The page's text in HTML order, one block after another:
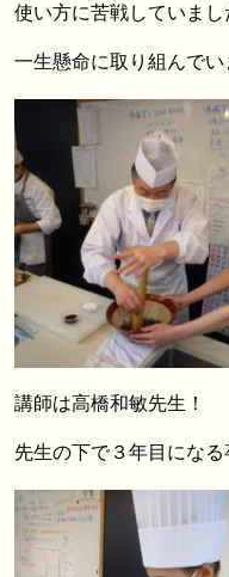
使い方に苦戦していま
一生懸命に取り組んでい
講師は高橋和敏先生！
先生の下で３年目にな